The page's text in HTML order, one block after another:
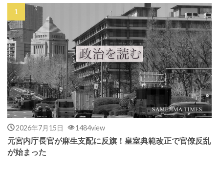
2026年7月15日 1484view
元宮内庁長官が麻生支配に反旗！皇室典範改正で官僚反乱
が始まった